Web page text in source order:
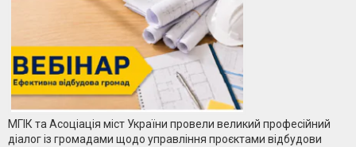
МГІК та Асоціація міст України провели великий професійний
діалог із громадами щодо управління проєктами відбудови